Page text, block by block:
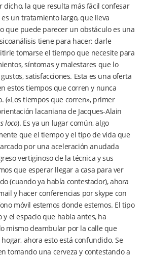
dicho, la que resulta más fácil confesar
un tratamiento largo, que lleva
que puede parecer un obstáculo es una
tiene para hacer: darle
tomarse el tiempo que necesite para
síntomas y malestares que lo
satisfacciones. Esta es una oferta
estos tiempos que corren y nunca
(«Los tiempos que corren», primer
lacaniana de Jacques-Alain
loco). Es ya un lugar común, algo
que el tiempo y el tipo de vida que
por una aceleración anudada
vertiginoso de la técnica y sus
que esperar llegar a casa para ver
(cuando ya había contestador), ahora
y hacer conferencias por skype con
móvil estemos donde estemos. El tipo
el espacio que había antes, ha
mismo deambular por la calle que
ahora esto está confundido. Se
tomando una cerveza y contestando a